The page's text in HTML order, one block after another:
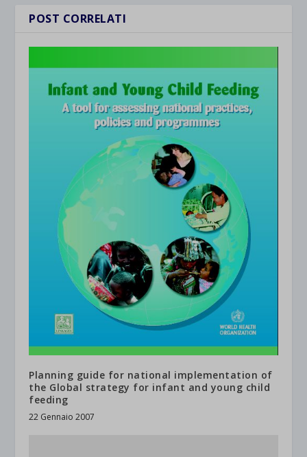
POST CORRELATI
Planning guide for national implementation of
the Global strategy for infant and young child
feeding
22 Gennaio 2007